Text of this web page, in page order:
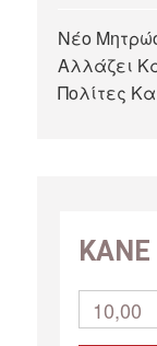
Νέο
Αλλάζει
Πολίτες
10,00